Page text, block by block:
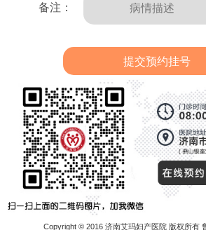
备注：
Copyright © 2016 济南艾玛妇产医院 版权所有